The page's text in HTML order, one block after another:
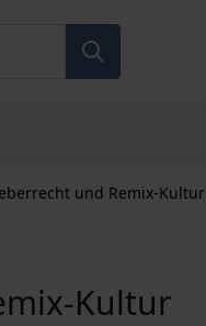
und Remix-Kultur
Kultur